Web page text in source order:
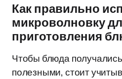
Как правильно
микроволновку
приготовления
Чтобы блюда
полезными, стоит